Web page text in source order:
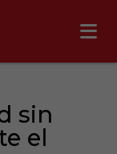
sin
el